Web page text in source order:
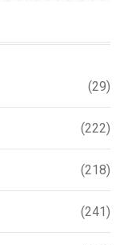
(29)
(222)
(218)
(241)